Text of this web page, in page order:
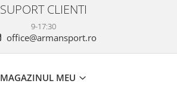
SUPORT CLIENTI
9-17:30
office@armansport.ro
MAGAZINUL MEU